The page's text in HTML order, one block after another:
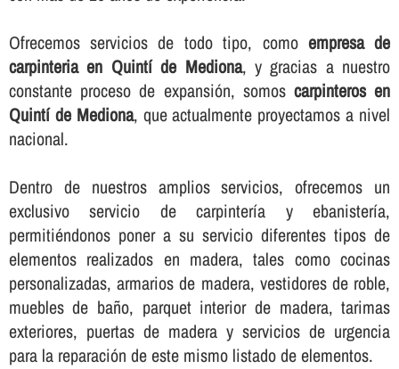
Ofrecemos servicios de todo tipo, como empresa de
carpinteria en Quintí de Mediona, y gracias a nuestro
constante proceso de expansión, somos carpinteros en
Quintí de Mediona, que actualmente proyectamos a nivel
nacional.
Dentro de nuestros amplios servicios, ofrecemos un
exclusivo servicio de carpinterí­a y ebanisterí­a,
permitiéndonos poner a su servicio diferentes tipos de
elementos realizados en madera, tales como cocinas
personalizadas, armarios de madera, vestidores de roble,
muebles de baño, parquet interior de madera, tarimas
exteriores, puertas de madera y servicios de urgencia
para la reparación de este mismo listado de elementos.